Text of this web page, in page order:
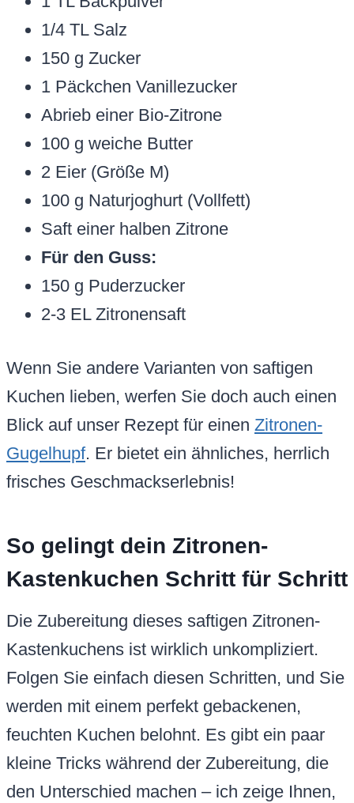
1/4 TL Salz
150 g Zucker
1 Päckchen Vanillezucker
Abrieb einer Bio-Zitrone
100 g weiche Butter
2 Eier (Größe M)
100 g Naturjoghurt (Vollfett)
Saft einer halben Zitrone
Für den Guss:
150 g Puderzucker
2-3 EL Zitronensaft
Wenn Sie andere Varianten von saftigen
Kuchen lieben, werfen Sie doch auch einen
Blick auf unser Rezept für einen Zitronen-
Gugelhupf. Er bietet ein ähnliches, herrlich
frisches Geschmackserlebnis!
So gelingt dein Zitronen-
Kastenkuchen Schritt für Schritt
Die Zubereitung dieses saftigen Zitronen-
Kastenkuchens ist wirklich unkompliziert.
Folgen Sie einfach diesen Schritten, und Sie
werden mit einem perfekt gebackenen,
feuchten Kuchen belohnt. Es gibt ein paar
kleine Tricks während der Zubereitung, die
den Unterschied machen – ich zeige Ihnen,